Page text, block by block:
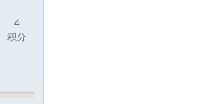
4
积分